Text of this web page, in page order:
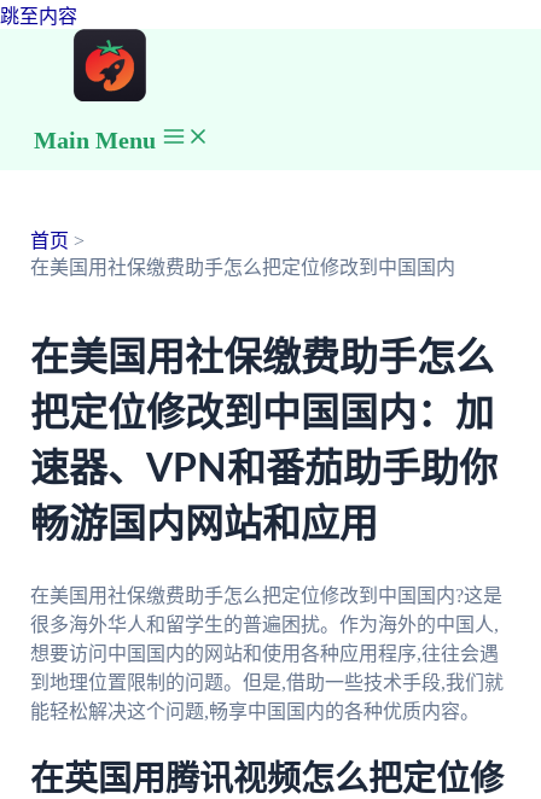
跳至内容
Main Menu
首页
在美国用社保缴费助手怎么把定位修改到中国国内
在美国用社保缴费助手怎么
把定位修改到中国国内：加
速器、VPN和番茄助手助你
畅游国内网站和应用
在美国用社保缴费助手怎么把定位修改到中国国内?这是
很多海外华人和留学生的普遍困扰。作为海外的中国人,
想要访问中国国内的网站和使用各种应用程序,往往会遇
到地理位置限制的问题。但是,借助一些技术手段,我们就
能轻松解决这个问题,畅享中国国内的各种优质内容。
在英国用腾讯视频怎么把定位修